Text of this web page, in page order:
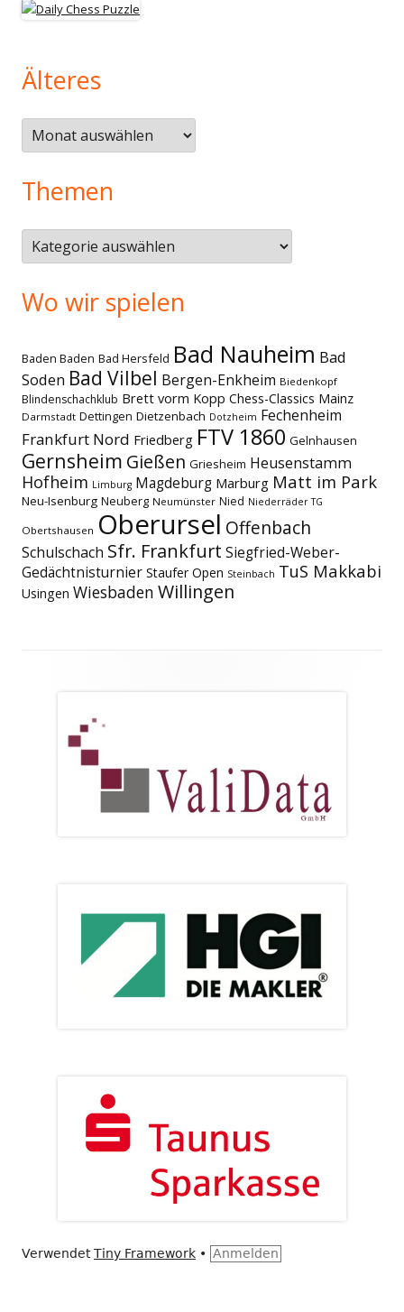
Älteres
Älteres
Themen
Themen
Wo wir spielen
Baden Baden Bad Hersfeld Bad Nauheim Bad
Soden Bad Vilbel Bergen-Enkheim Biedenkopf
Blindenschachklub Brett vorm Kopp Chess-Classics Mainz
Darmstadt Dettingen Dietzenbach Dotzheim Fechenheim
Frankfurt Nord Friedberg FTV 1860 Gelnhausen
Gernsheim Gießen Griesheim Heusenstamm
Hofheim Limburg Magdeburg Marburg Matt im Park
Neu-Isenburg Neuberg Neumünster Nied Niederräder TG
Obertshausen Oberursel Offenbach
Schulschach Sfr. Frankfurt Siegfried-Weber-
Gedächtnisturnier Staufer Open Steinbach TuS Makkabi
Usingen Wiesbaden Willingen
VerwendetTiny Framework • Anmelden